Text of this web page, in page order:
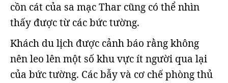
cồn cát của sa mạc Thar cũng có thể nhìn
thấy được từ các bức tường.
Khách du lịch được cảnh báo rằng không
nên leo lên một số khu vực ít người qua lại
của bức tường. Các bẫy và cơ chế phòng thủ